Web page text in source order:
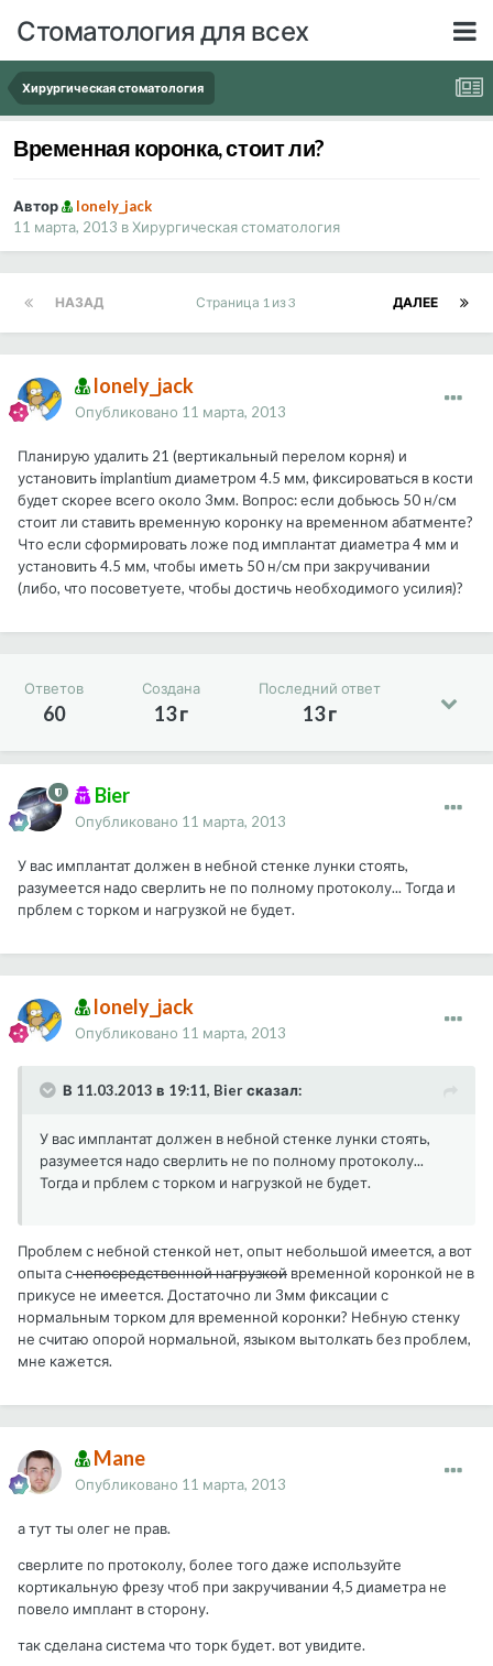
Стоматология для всех
Хирургическая стоматология
Временная коронка, стоит ли?
Автор
lonely_jack
11 марта, 2013 вХирургическая стоматология
НАЗАД ДАЛЕЕ
Страница 1 из 3
lonely_jack
Опубликовано 11 марта, 2013
Планирую удалить 21 (вертикальный перелом корня) и
установить implantium диаметром 4.5 мм, фиксироваться в кости
будет скорее всего около 3мм. Вопрос: если добьюсь 50 н/см
стоит ли ставить временную коронку на временном абатменте?
Что если сформировать ложе под имплантат диаметра 4 мм и
установить 4.5 мм, чтобы иметь 50 н/см при закручивании
(либо, что посоветуете, чтобы достичь необходимого усилия)?
Ответов
60
Создана
13 г
Последний ответ
13 г
Bier
Опубликовано 11 марта, 2013
У вас имплантат должен в небной стенке лунки стоять,
разумеется надо сверлить не по полному протоколу... Тогда и
прблем с торком и нагрузкой не будет.
lonely_jack
Опубликовано 11 марта, 2013
В 11.03.2013 в 19:11, Bier сказал:
У вас имплантат должен в небной стенке лунки стоять,
разумеется надо сверлить не по полному протоколу...
Тогда и прблем с торком и нагрузкой не будет.
Проблем с небной стенкой нет, опыт небольшой имеется, а вот
опыта снепосредственной нагрузкой временной коронкой не в
прикусе не имеется. Достаточно ли 3мм фиксации с
нормальным торком для временной коронки? Небную стенку
не считаю опорой нормальной, языком вытолкать без проблем,
мне кажется.
Mane
Опубликовано 11 марта, 2013
а тут ты олег не прав.
сверлите по протоколу, более того даже используйте
кортикальную фрезу чтоб при закручивании 4,5 диаметра не
повело имплант в сторону.
так сделана система что торк будет. вот увидите.